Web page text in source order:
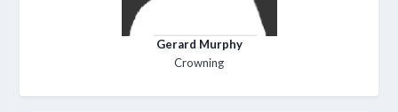
Gerard Murphy
Crowning